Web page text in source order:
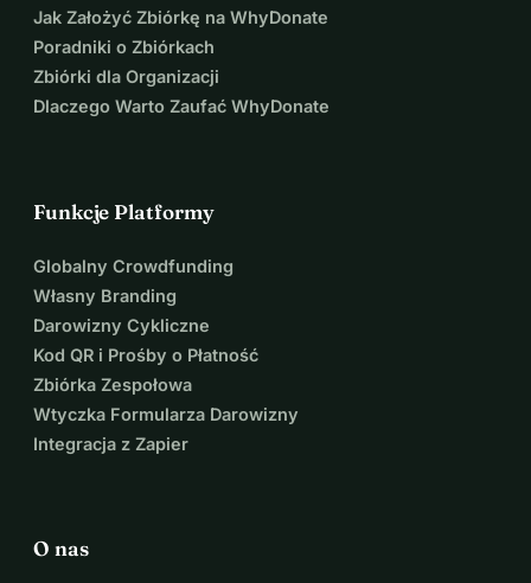
Jak Założyć Zbiórkę na WhyDonate
Poradniki o Zbiórkach
Zbiórki dla Organizacji
Dlaczego Warto Zaufać WhyDonate
Funkcje Platformy
Globalny Crowdfunding
Własny Branding
Darowizny Cykliczne
Kod QR i Prośby o Płatność
Zbiórka Zespołowa
Wtyczka Formularza Darowizny
Integracja z Zapier
O nas